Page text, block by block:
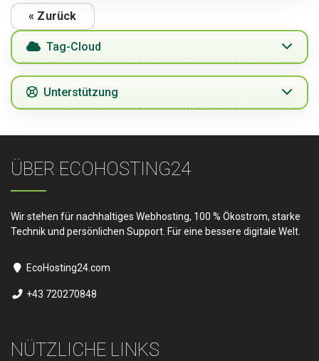
« Zurück
Tag-Cloud
Unterstützung
ÜBER ECOHOSTING24
Wir stehen für nachhaltiges Webhosting, 100 % Ökostrom, starke
Technik und persönlichen Support. Für eine bessere digitale Welt.
EcoHosting24.com
+43 720270848
NÜTZLICHE LINKS